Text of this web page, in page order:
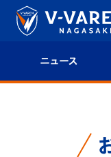
ニュース